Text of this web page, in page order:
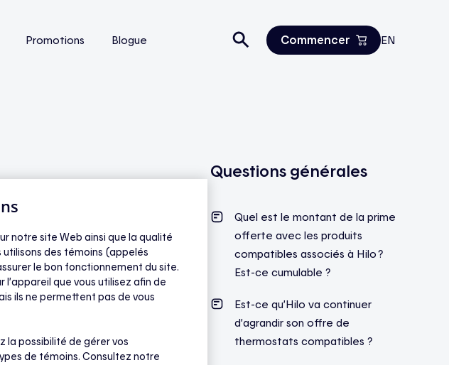
Promotions Blogue Commencer EN
de
Questions générales
Quel est le montant de la prime
offerte avec les produits
compatibles associés à Hilo ?
Est-ce cumulable ?
Est-ce qu’Hilo va continuer
d’agrandir son offre de
thermostats compatibles ?
notre site Web ainsi que la qualité
des témoins (appelés
le bon fonctionnement du site.
que vous utilisez afin de
ils ne permettent pas de vous
la possibilité de gérer vos
de témoins. Consultez notre